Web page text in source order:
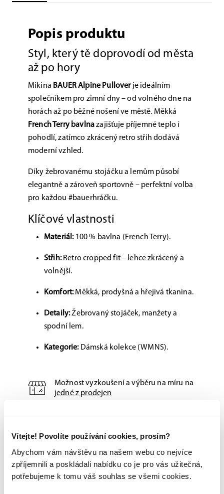
Vítejte! Povolíte používání cookies, prosím?
Abychom vám návštěvu na našem webu co nejvíce
zpříjemnili a poskládali nabídku co je pro vás užitečná,
potřebujeme k tomu váš souhlas se všemi cookies.
Popis produktu
Styl, který tě doprovodí od města
až po hory
Mikina BAUER Alpine Pulloverje ideálním
společníkem pro zimní dny – od volného dne na
horách až po běžné nošení ve městě. Měkká
French Terry bavlnazajišťuje příjemné teplo i
pohodlí, zatímco zkrácený retro střih dodává
moderní vzhled.
Díky žebrovanému stojáčku a lemům působí
elegantně a zároveň sportovně – perfektní volba
pro každou #bauerhráčku.
Klíčové vlastnosti
Materiál:100 % bavlna (French Terry).
Střih:Retro cropped fit – lehce zkrácený a
volnější.
Komfort:Měkká, prodyšná a hřejivá tkanina.
Detaily:Žebrovaný stojáček, manžety a
spodní lem.
Kategorie:Dámská kolekce (WMNS).
Možnost vyzkoušení a výběru na míru na
jedné z prodejen